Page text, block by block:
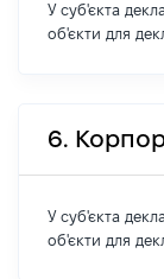
У суб'єкта
об'єкти для
6.
У суб'єкта
об'єкти для